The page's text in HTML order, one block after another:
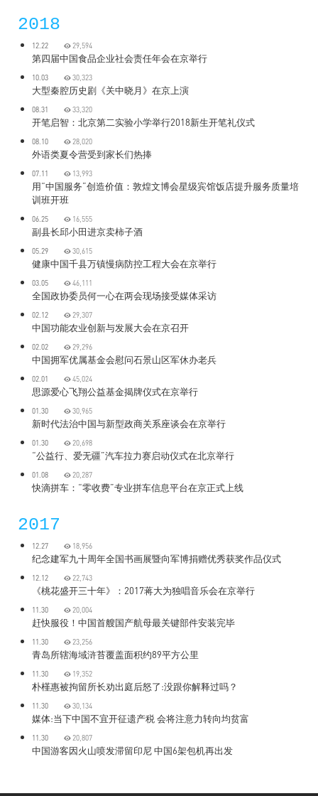
2018
12.22 29,594
第四届中国食品企业社会责任年会在京举行
10.03 30,323
大型秦腔历史剧《关中晓月》在京上演
08.31 33,320
开笔启智：北京第二实验小学举行2018新生开笔礼仪式
08.10 28,020
外语类夏令营受到家长们热捧
07.11 13,993
用“中国服务”创造价值：敦煌文博会星级宾馆饭店提升服务质量培
训班开班
06.25 16,555
副县长邱小田进京卖柿子酒
05.29 30,615
健康中国千县万镇慢病防控工程大会在京举行
03.05 46,111
全国政协委员何一心在两会现场接受媒体采访
02.12 29,307
中国功能农业创新与发展大会在京召开
02.02 29,296
中国拥军优属基金会慰问石景山区军休办老兵
02.01 45,024
思源爱心飞翔公益基金揭牌仪式在京举行
01.30 30,965
新时代法治中国与新型政商关系座谈会在京举行
01.30 20,698
“公益行、爱无疆”汽车拉力赛启动仪式在北京举行
01.08 20,287
快滴拼车：“零收费”专业拼车信息平台在京正式上线
2017
12.27 18,956
纪念建军九十周年全国书画展暨向军博捐赠优秀获奖作品仪式
12.12 22,743
《桃花盛开三十年》：2017蒋大为独唱音乐会在京举行
11.30 20,004
赶快服役！中国首艘国产航母最关键部件安装完毕
11.30 23,256
青岛所辖海域浒苔覆盖面积约89平方公里
11.30 19,352
朴槿惠被拘留所长劝出庭后怒了:没跟你解释过吗？
11.30 30,134
媒体:当下中国不宜开征遗产税 会将注意力转向均贫富
11.30 20,807
中国游客因火山喷发滞留印尼 中国6架包机再出发